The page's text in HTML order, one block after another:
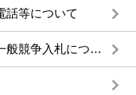
話等について
令和８年度学校給食配送車購入に係る一般競争入札について